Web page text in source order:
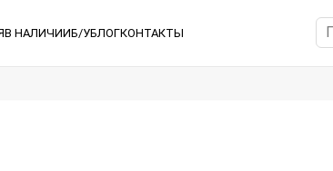
В НАЛИЧИИБ/УБЛОГКОНТАКТЫ